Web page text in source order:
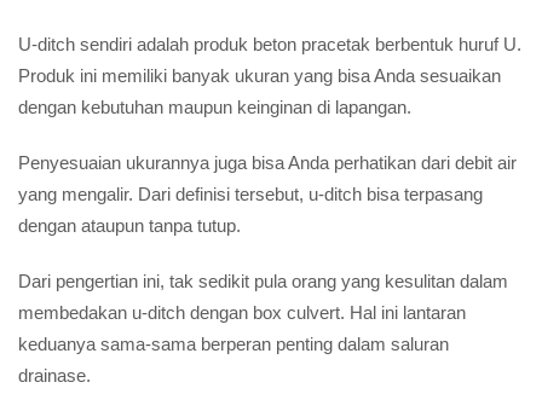
U-ditch sendiri adalah produk beton pracetak berbentuk huruf U.
Produk ini memiliki banyak ukuran yang bisa Anda sesuaikan
dengan kebutuhan maupun keinginan di lapangan.
Penyesuaian ukurannya juga bisa Anda perhatikan dari debit air
yang mengalir. Dari definisi tersebut, u-ditch bisa terpasang
dengan ataupun tanpa tutup.
Dari pengertian ini, tak sedikit pula orang yang kesulitan dalam
membedakan u-ditch dengan box culvert. Hal ini lantaran
keduanya sama-sama berperan penting dalam saluran
drainase.